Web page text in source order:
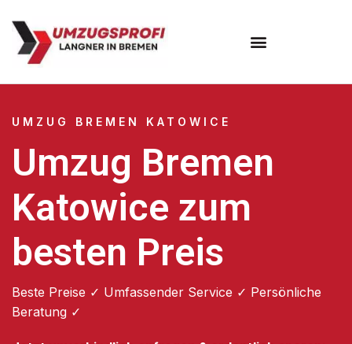
UMZUG BREMEN KATOWICE
Umzug Bremen
Katowice zum
besten Preis
Beste Preise ✓ Umfassender Service ✓ Persönliche
Beratung ✓